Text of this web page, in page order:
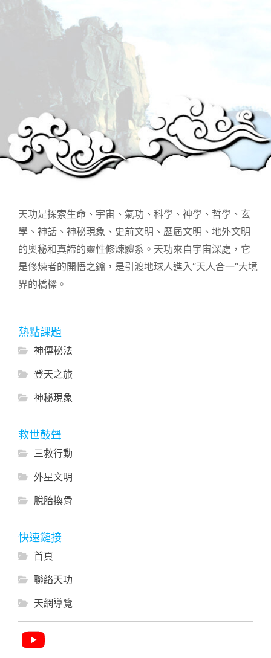
天功是探索生命、宇宙、氣功、科學、神學、哲學、玄
學、神話、神秘現象、史前文明、歷屆文明、地外文明
的奧秘和真諦的靈性修煉體系。天功來自宇宙深處，它
是修煉者的開悟之鑰，是引渡地球人進入“天人合一”大境
界的橋樑。
熱點課題
神傳秘法
登天之旅
神秘現象
救世鼓聲
三救行動
外星文明
脫胎換骨
快速鏈接
首頁
聯絡天功
天網導覽